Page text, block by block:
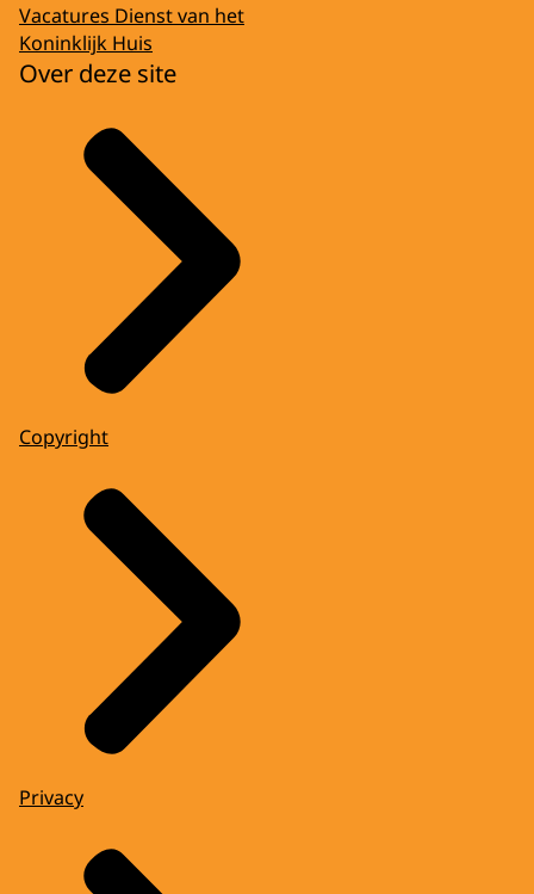
Vacatures Dienst van het
Koninklijk Huis
Over deze site
Copyright
Privacy